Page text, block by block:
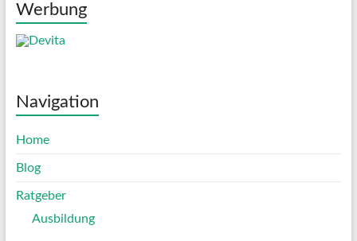
Werbung
Navigation
Home
Blog
Ratgeber
Ausbildung